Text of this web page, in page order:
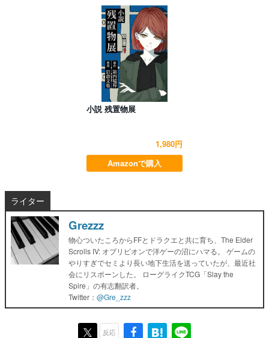
小説 残置物展
1,980円
Amazonで購入
ライター
Grezzz
物心ついたころからFFとドラクエと共に育ち、The Elder
Scrolls IV: オブリビオンで洋ゲーの沼にハマる。 ゲームの
やりすぎでセミより長い地下生活を送っていたが、最近社
会にリスポーンした。 ローグライクTCG「Slay the
Spire」の有志翻訳者。
Twitter： @Gre_zzz
反応